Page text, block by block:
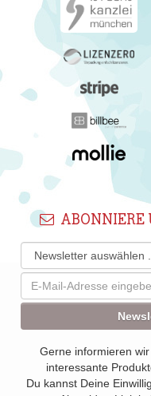
ABONNIERE
Gerne informieren
interessante
Du kannst Deine